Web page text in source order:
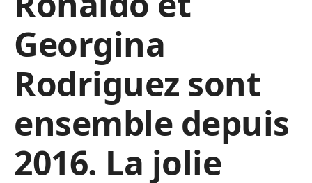
Georgina
Rodriguez sont
ensemble depuis
2016. La jolie